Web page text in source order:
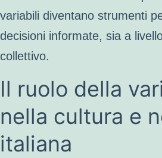
variabili diventano strumenti
decisioni informate, sia a
collettivo.
Il ruolo della
nella cultura e
italiana